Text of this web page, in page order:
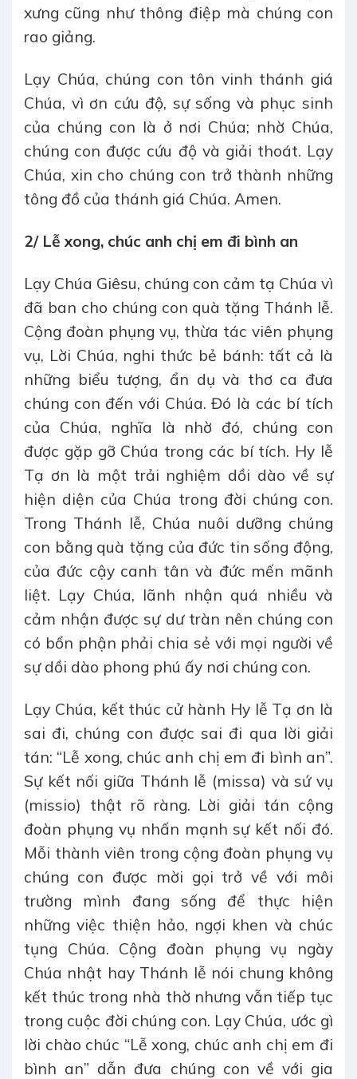
xưng cũng như thông điệp mà chúng con
rao giảng.
Lạy Chúa, chúng con tôn vinh thánh giá
Chúa, vì ơn cứu độ, sự sống và phục sinh
của chúng con là ở nơi Chúa; nhờ Chúa,
chúng con được cứu độ và giải thoát. Lạy
Chúa, xin cho chúng con trở thành những
tông đồ của thánh giá Chúa. Amen.
2/ Lễ xong, chúc anh chị em đi bình an
Lạy Chúa Giêsu, chúng con cảm tạ Chúa vì
đã ban cho chúng con quà tặng Thánh lễ.
Cộng đoàn phụng vụ, thừa tác viên phụng
vụ, Lời Chúa, nghi thức bẻ bánh: tất cả là
những biểu tượng, ẩn dụ và thơ ca đưa
chúng con đến với Chúa. Đó là các bí tích
của Chúa, nghĩa là nhờ đó, chúng con
được gặp gỡ Chúa trong các bí tích. Hy lễ
Tạ ơn là một trải nghiệm dồi dào về sự
hiện diện của Chúa trong đời chúng con.
Trong Thánh lễ, Chúa nuôi dưỡng chúng
con bằng quà tặng của đức tin sống động,
của đức cậy canh tân và đức mến mãnh
liệt. Lạy Chúa, lãnh nhận quá nhiều và
cảm nhận được sự dư tràn nên chúng con
có bổn phận phải chia sẻ với mọi người về
sự dồi dào phong phú ấy nơi chúng con.
Lạy Chúa, kết thúc cử hành Hy lễ Tạ ơn là
sai đi, chúng con được sai đi qua lời giải
tán: “Lễ xong, chúc anh chị em đi bình an”.
Sự kết nối giữa Thánh lễ (missa) và sứ vụ
(missio) thật rõ ràng. Lời giải tán cộng
đoàn phụng vụ nhấn mạnh sự kết nối đó.
Mỗi thành viên trong cộng đoàn phụng vụ
chúng con được mời gọi trở về với môi
trường mình đang sống để thực hiện
những việc thiện hảo, ngợi khen và chúc
tụng Chúa. Cộng đoàn phụng vụ ngày
Chúa nhật hay Thánh lễ nói chung không
kết thúc trong nhà thờ nhưng vẫn tiếp tục
trong cuộc đời chúng con. Lạy Chúa, ước gì
lời chào chúc “Lễ xong, chúc anh chị em đi
bình an” dẫn đưa chúng con về với gia